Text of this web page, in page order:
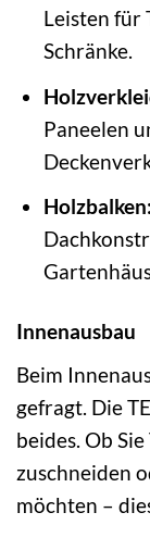
Leisten für
Schränke.
Paneelen
Holzbalken:
Innenausbau
Beim
gefragt. Die
beides. Ob
zuschneiden
möchten –